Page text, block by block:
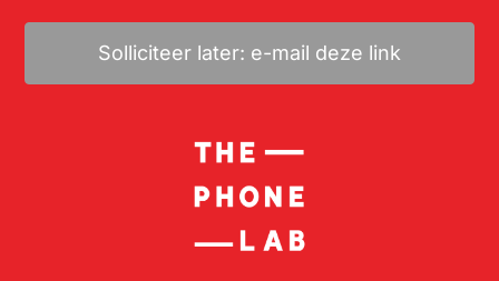
Solliciteer later: e-mail deze link